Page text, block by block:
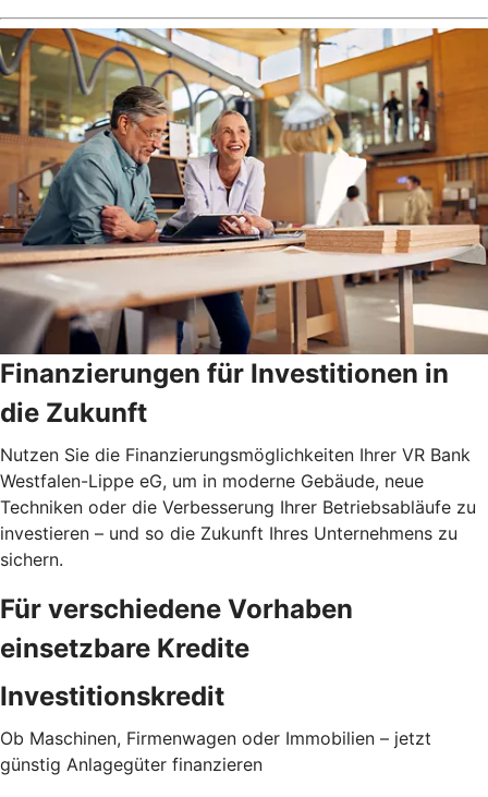
Finanzierungen für Investitionen in
die Zukunft
Nutzen Sie die Finanzierungsmöglichkeiten Ihrer VR Bank
Westfalen-Lippe eG, um in moderne Gebäude, neue
Techniken oder die Verbesserung Ihrer Betriebsabläufe zu
investieren – und so die Zukunft Ihres Unternehmens zu
sichern.
Für verschiedene Vorhaben
einsetzbare Kredite
Investitionskredit
Ob Maschinen, Firmenwagen oder Immobilien – jetzt
günstig Anlagegüter finanzieren